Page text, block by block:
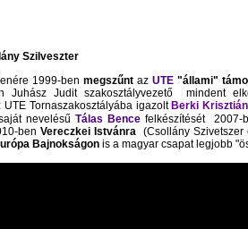
Szilveszter
1999-ben megszűnt az UTE "állami"
Juhász Judit szakosztályvezető mindent
Tornaszakosztályába igazolt Berki
nevelésű Tálas Bence felkészítését 2007-
ben Vereczkei Istvánra(Csollány Szivetszer
Bajnokságon is a magyar csapat legjobb